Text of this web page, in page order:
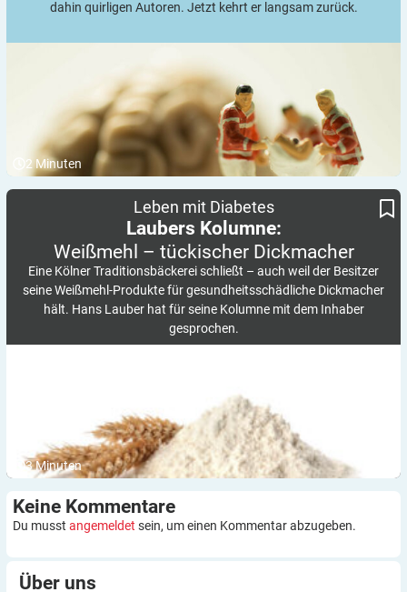
dahin quirligen Autoren. Jetzt kehrt er langsam zurück.
2 Minuten
Leben mit Diabetes
Laubers Kolumne:
Weißmehl – tückischer Dickmacher
Eine Kölner Traditionsbäckerei schließt – auch weil der Besitzer
seine Weißmehl-Produkte für gesundheitsschädliche Dickmacher
hält. Hans Lauber hat für seine Kolumne mit dem Inhaber
gesprochen.
3Minuten
Keine Kommentare
Du musst angemeldet sein, um einen Kommentar abzugeben.
Über uns